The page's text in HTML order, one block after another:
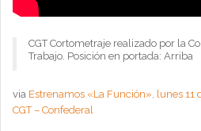
CGT Cortometraje realizado por la
Trabajo. Posición en portada: Arriba
via Estrenamos «La Función», lunes
CGT – Confederal